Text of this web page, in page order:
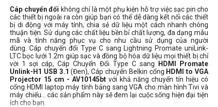
Cáp chuyển đổi không chỉ là một phụ kiện hỗ trợ việc sạc pin cho
các thiết bị ngoài ra còn giúp bạn có thể dễ dàng kết nối các thiết
bị di động với máy tính, chia sẻ dữ liệu một cách nhanh chóng
thuận tiện. Sử dụng các chất liệu bền bỉ chất lượng, đa dạng mẫu
mã và tính năng phục vụ cho nhu cầu sử dụng của người
dùng. Cáp chuyển đổi Type C sang Lightning Promate uniLink-
LTC bọc lưới 1.2m giúp sạc và đồng bộ hóa dữ liệu mọi thiết bị chỉ
với 1 sợi cáp, Cáp Chuyển Đổi Type C sang
HDMI Promate
Unlink-H1 USB 3.1 (Đen), Cáp chuyển Belkin cổng HDMI to VGA
Projector 15 cm - AV10145bt với khả năng chuyển tín hiệu có
cổng HDMI laptop máy tính bảng sang VGA cho màn hình Tivi và
máy chiếu... các sản phẩm này sẽ đem lại cuộc sống hiện đại tiện
ích cho bạn.